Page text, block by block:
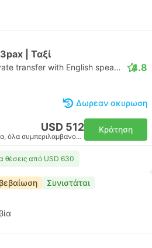
| Ταξί
Daytrip private transfer with English speaking driver 4.8
Δωρεαν ακυρωση
USD 512
όχημα, όλα συμπεριλαμβανομένου
Κράτηση
θέσεις από USD 630
Συνιστάται